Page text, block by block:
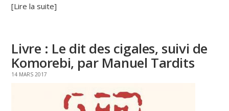
[Lire la suite]
Livre : Le dit des cigales, suivi de
Komorebi, par Manuel Tardits
14 MARS 2017